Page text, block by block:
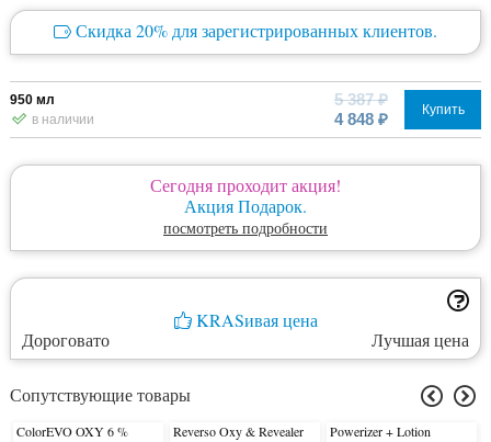
Скидка 20% для зарегистрированных клиентов.
950 мл
в наличии
5 387 ₽
4 848 ₽
Купить
Сегодня проходит акция!
Акция Подарок.
посмотреть подробности
KRASивая цена
Дороговато
Лучшая цена
Сопутствующие товары
ColorEVO OXY 6 % Reverso Oxy & Revealer Powerizer + Lotion